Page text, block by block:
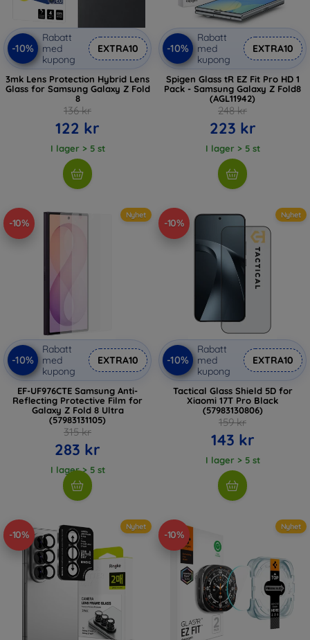
-10%
Rabatt
med
kupong
EXTRA10
3mk Lens Protection Hybrid Lens
Glass for Samsung Galaxy Z Fold
8
136 kr
122 kr
I lager > 5 st
-10%
Rabatt
med
kupong
EXTRA10
Spigen Glass tR EZ Fit Pro HD 1
Pack - Samsung Galaxy Z Fold8
(AGL11942)
248 kr
223 kr
I lager > 5 st
-10%
Nyhet
-10%
Rabatt
med
kupong
EXTRA10
EF-UF976CTE Samsung Anti-
Reflecting Protective Film for
Galaxy Z Fold 8 Ultra
(57983131105)
315 kr
283 kr
I lager > 5 st
-10%
Nyhet
-10%
Rabatt
med
kupong
EXTRA10
Tactical Glass Shield 5D for
Xiaomi 17T Pro Black
(57983130806)
159 kr
143 kr
I lager > 5 st
-10%
Nyhet
-10%
Nyhet